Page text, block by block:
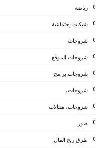
رياضة
شبكات إجتماعية
شروحات
شروحات الموقع
شروحات برامج
شروحات،
شروحات، مقالات
صور
طرق ربح المال